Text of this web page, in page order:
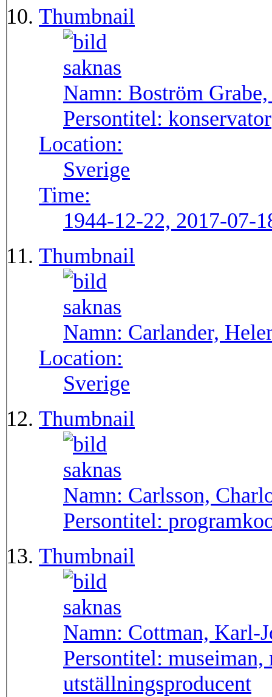
Thumbnail
Namn: Boström
Persontitel: konservator
Location:
Sverige
Time:
1944-12-22, 2017-07-
Thumbnail
Namn: Carlander,
Location:
Sverige
Thumbnail
Namn: Carlsson,
Persontitel:
Thumbnail
Namn: Cottman, Karl-
Persontitel: museiman,
utställningsproducent